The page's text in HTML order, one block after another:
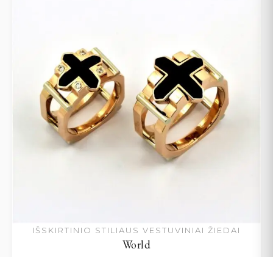
IŠSKIRTINIO STILIAUS VESTUVINIAI ŽIEDAI
World